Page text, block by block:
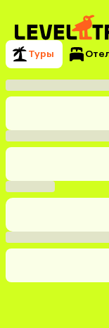
Туры